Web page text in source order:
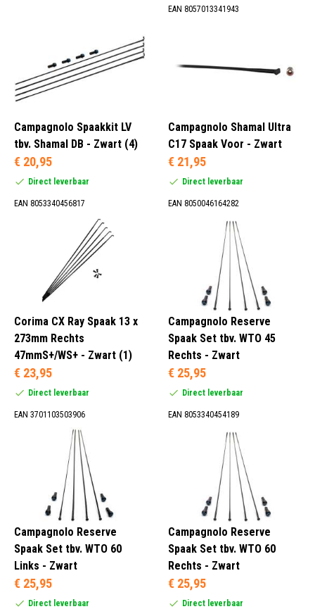
EAN 8057013341943
Campagnolo Spaakkit LV
tbv. Shamal DB - Zwart (4)
€ 20,95
Direct leverbaar
EAN 8053340456817
Campagnolo Shamal Ultra
C17 Spaak Voor - Zwart
€ 21,95
Direct leverbaar
EAN 8050046164282
Corima CX Ray Spaak 13 x
273mm Rechts
47mmS+/WS+ - Zwart (1)
€ 23,95
Direct leverbaar
EAN 3701103503906
Campagnolo Reserve
Spaak Set tbv. WTO 45
Rechts - Zwart
€ 25,95
Direct leverbaar
EAN 8053340454189
Campagnolo Reserve
Spaak Set tbv. WTO 60
Links - Zwart
€ 25,95
Direct leverbaar
Campagnolo Reserve
Spaak Set tbv. WTO 60
Rechts - Zwart
€ 25,95
Direct leverbaar